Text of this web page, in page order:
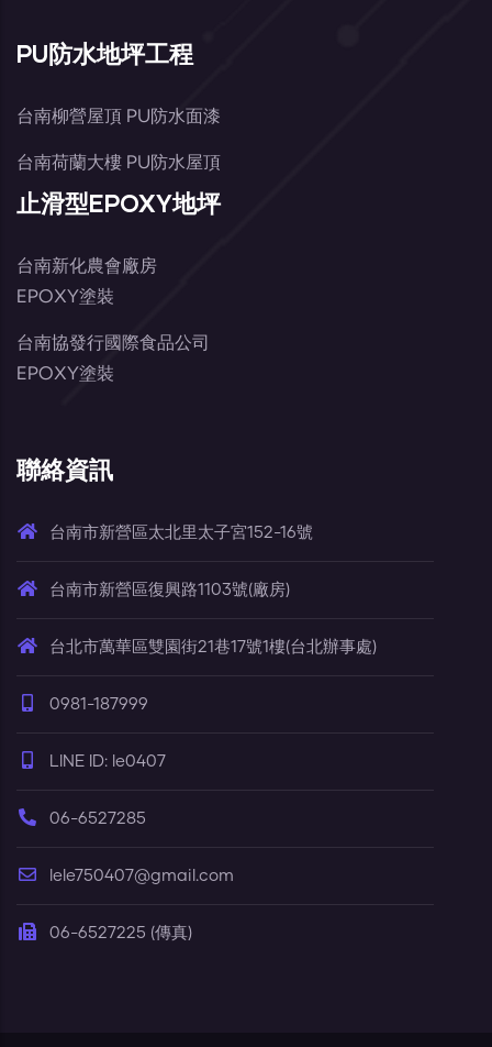
PU防水地坪工程
台南柳營屋頂 PU防水面漆
台南荷蘭大樓 PU防水屋頂
止滑型EPOXY地坪
台南新化農會廠房
EPOXY塗裝
台南協發行國際食品公司
EPOXY塗裝
聯絡資訊
台南市新營區太北里太子宮152-16號
台南市新營區復興路1103號(廠房)
台北市萬華區雙園街21巷17號1樓(台北辦事處)
0981-187999
LINE ID: le0407
06-6527285
lele750407@gmail.com
06-6527225 (傳真)